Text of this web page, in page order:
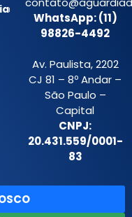
WhatsApp: (11)
98826-4492
Av. Paulista, 2202
CJ 81 – 8º Andar –
São Paulo –
Capital
CNPJ:
20.431.559/0001-
83